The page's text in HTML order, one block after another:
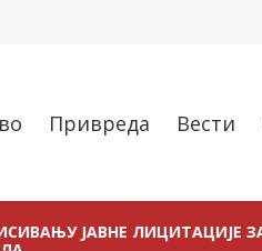
Привреда Вести
ЛИЦИТАЦИЈЕ ЗА